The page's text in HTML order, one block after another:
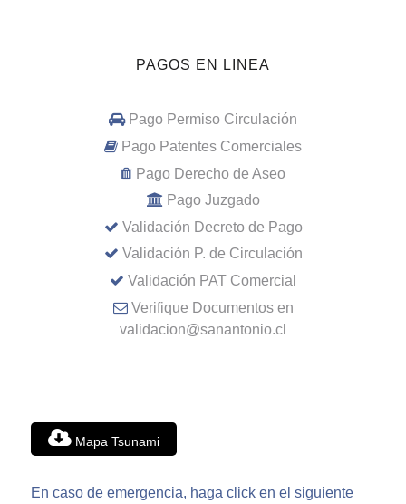
PAGOS EN LINEA
Pago Permiso Circulación
Pago Patentes Comerciales
Pago Derecho de Aseo
Pago Juzgado
Validación Decreto de Pago
Validación P. de Circulación
Validación PAT Comercial
Verifique Documentos en
validacion@sanantonio.cl
Mapa Tsunami
En caso de emergencia, haga click en el siguiente